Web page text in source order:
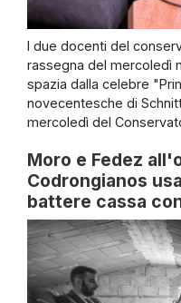
I due docenti del
rassegna del mercoledì
spazia dalla celebre
novecentesche di
mercoledì del
Moro e Fedez
Codrongianos
battere cassa